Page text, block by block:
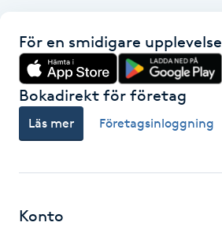
Hatha Yoga
Headspa
Healing
För en smidigare upplevelse
Bokadirekt för företag
Läs mer Företagsinloggning
Konto